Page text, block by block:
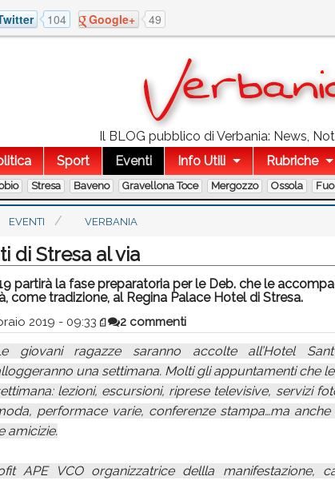
104 Google+ 49
Il BLOG pubblico di Verbania: News,
Sport Eventi Info Utili Rubriche
Stresa Baveno Gravellona Toce Mergozzo Ossola
EVENTI VERBANIA
di Stresa al via
partirà la fase preparatoria per le Deb. che le
come tradizione, al Regina Palace Hotel di Stresa.
2019 - 09:33 2 commenti
giovani ragazze saranno accolte all’Hotel
una settimana. Molti gli appuntamenti che
lezioni, escursioni, riprese televisive, servizi
performace varie, conferenze stampa…ma
amicizie.
APE VCO organizzatrice dellla manifestazione,